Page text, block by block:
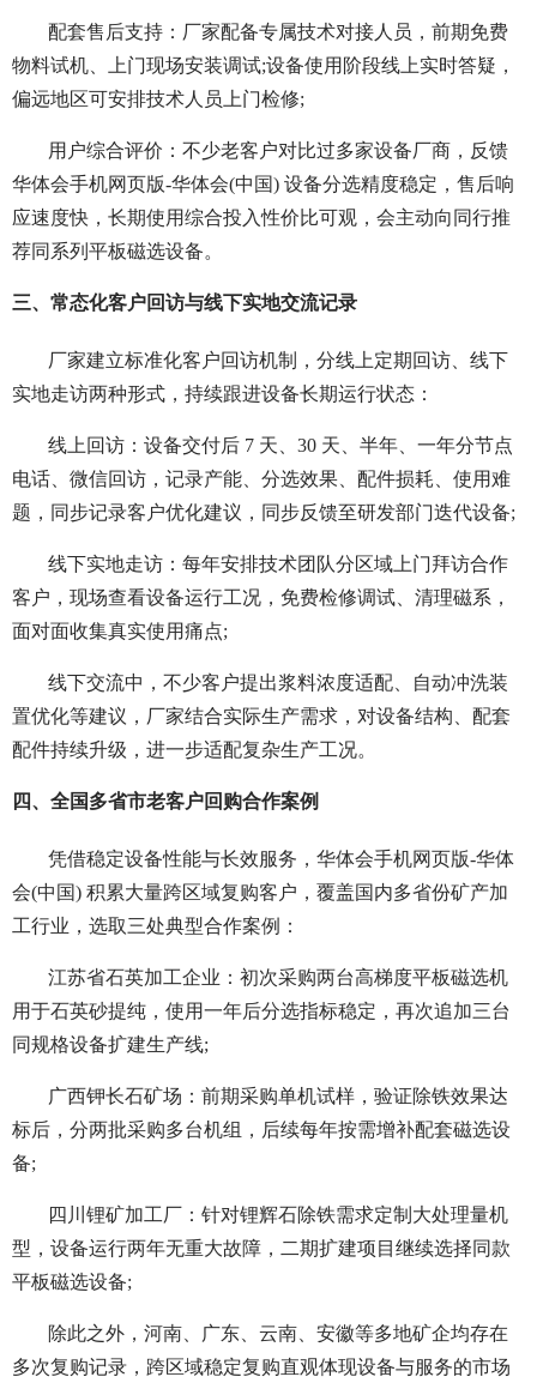
配套售后支持：厂家配备专属技术对接人员，前期免费
物料试机、上门现场安装调试;设备使用阶段线上实时答疑，
偏远地区可安排技术人员上门检修;
用户综合评价：不少老客户对比过多家设备厂商，反馈
华体会手机网页版-华体会(中国) 设备分选精度稳定，售后响
应速度快，长期使用综合投入性价比可观，会主动向同行推
荐同系列平板磁选设备。
三、常态化客户回访与线下实地交流记录
厂家建立标准化客户回访机制，分线上定期回访、线下
实地走访两种形式，持续跟进设备长期运行状态：
线上回访：设备交付后 7 天、30 天、半年、一年分节点
电话、微信回访，记录产能、分选效果、配件损耗、使用难
题，同步记录客户优化建议，同步反馈至研发部门迭代设备;
线下实地走访：每年安排技术团队分区域上门拜访合作
客户，现场查看设备运行工况，免费检修调试、清理磁系，
面对面收集真实使用痛点;
线下交流中，不少客户提出浆料浓度适配、自动冲洗装
置优化等建议，厂家结合实际生产需求，对设备结构、配套
配件持续升级，进一步适配复杂生产工况。
四、全国多省市老客户回购合作案例
凭借稳定设备性能与长效服务，华体会手机网页版-华体
会(中国) 积累大量跨区域复购客户，覆盖国内多省份矿产加
工行业，选取三处典型合作案例：
江苏省石英加工企业：初次采购两台高梯度平板磁选机
用于石英砂提纯，使用一年后分选指标稳定，再次追加三台
同规格设备扩建生产线;
广西钾长石矿场：前期采购单机试样，验证除铁效果达
标后，分两批采购多台机组，后续每年按需增补配套磁选设
备;
四川锂矿加工厂：针对锂辉石除铁需求定制大处理量机
型，设备运行两年无重大故障，二期扩建项目继续选择同款
平板磁选设备;
除此之外，河南、广东、云南、安徽等多地矿企均存在
多次复购记录，跨区域稳定复购直观体现设备与服务的市场